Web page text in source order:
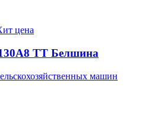
цена
TT Белшина
машин